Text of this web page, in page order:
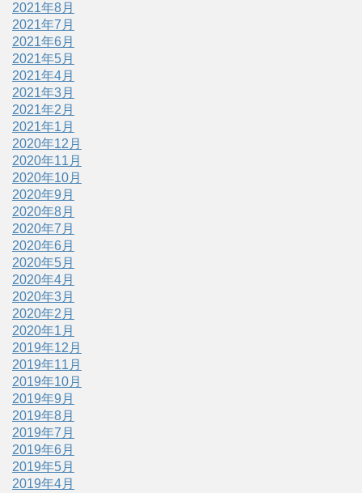
2021年8月
2021年7月
2021年6月
2021年5月
2021年4月
2021年3月
2021年2月
2021年1月
2020年12月
2020年11月
2020年10月
2020年9月
2020年8月
2020年7月
2020年6月
2020年5月
2020年4月
2020年3月
2020年2月
2020年1月
2019年12月
2019年11月
2019年10月
2019年9月
2019年8月
2019年7月
2019年6月
2019年5月
2019年4月